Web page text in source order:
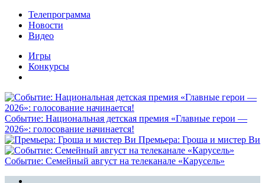
Телепрограмма
Новости
Видео
Игры
Конкурсы
Событие: Национальная детская премия «Главные герои —
2026»: голосование начинается!
Премьера: Гроша и мистер Ви
Событие: Семейный август на телеканале «Карусель»